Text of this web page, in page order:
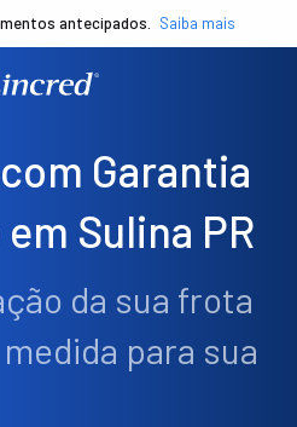
antecipados. Saiba mais
Garantia
Sulina PR
da sua frota
para sua